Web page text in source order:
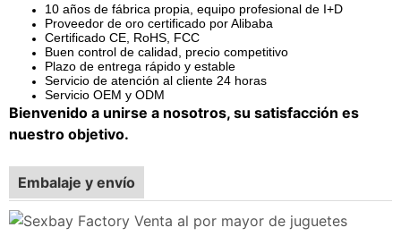
10 años de fábrica propia, equipo profesional de I+D
Proveedor de oro certificado por Alibaba
Certificado CE, RoHS, FCC
Buen control de calidad, precio competitivo
Plazo de entrega rápido y estable
Servicio de atención al cliente 24 horas
Servicio OEM y ODM
Bienvenido a unirse a nosotros, su satisfacción es
nuestro objetivo.
Embalaje y envío